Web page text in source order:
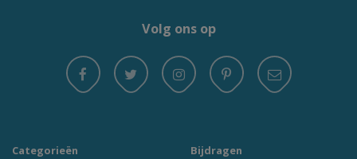
Volg ons op
Categorieën
Bijdragen